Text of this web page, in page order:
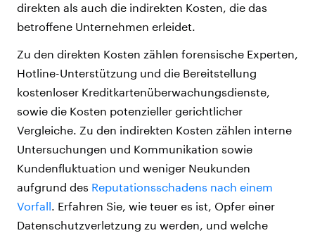
direkten als auch die indirekten Kosten, die das
betroffene Unternehmen erleidet.
Zu den direkten Kosten zählen forensische Experten,
Hotline-Unterstützung und die Bereitstellung
kostenloser Kreditkartenüberwachungsdienste,
sowie die Kosten potenzieller gerichtlicher
Vergleiche. Zu den indirekten Kosten zählen interne
Untersuchungen und Kommunikation sowie
Kundenfluktuation und weniger Neukunden
aufgrund des Reputationsschadens nach einem
Vorfall. Erfahren Sie, wie teuer es ist, Opfer einer
Datenschutzverletzung zu werden, und welche